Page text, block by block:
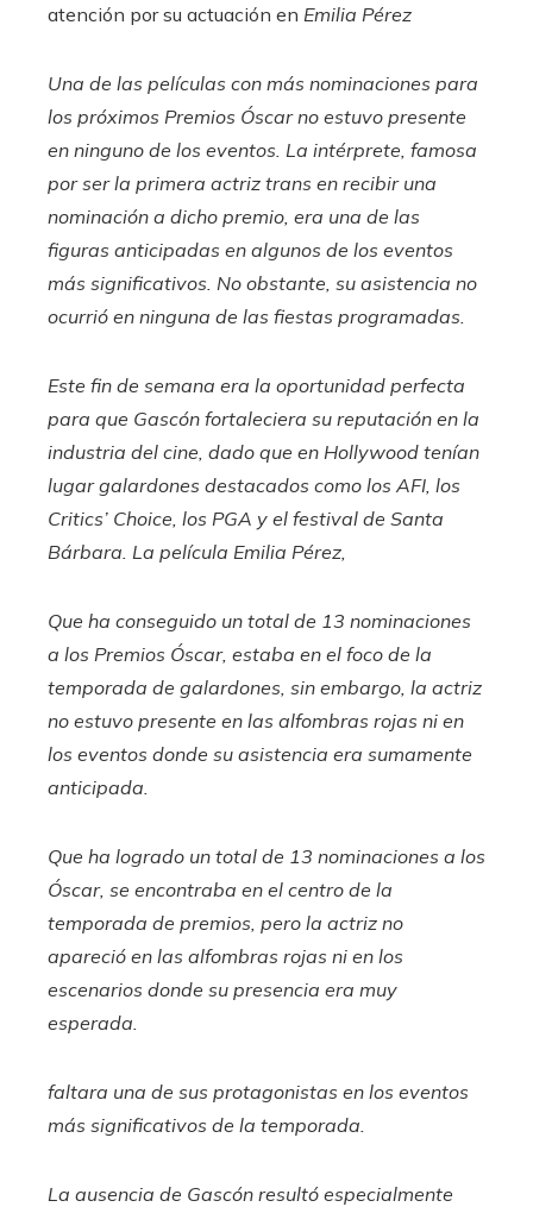
atención por su actuación en Emilia Pérez
Una de las películas con más nominaciones para
los próximos Premios Óscar no estuvo presente
en ninguno de los eventos. La intérprete, famosa
por ser la primera actriz trans en recibir una
nominación a dicho premio, era una de las
figuras anticipadas en algunos de los eventos
más significativos. No obstante, su asistencia no
ocurrió en ninguna de las fiestas programadas.
Este fin de semana era la oportunidad perfecta
para que Gascón fortaleciera su reputación en la
industria del cine, dado que en Hollywood tenían
lugar galardones destacados como los AFI, los
Critics’ Choice, los PGA y el festival de Santa
Bárbara. La película Emilia Pérez
Que ha conseguido un total de 13 nominaciones
a los Premios Óscar, estaba en el foco de la
temporada de galardones, sin embargo, la actriz
no estuvo presente en las alfombras rojas ni en
los eventos donde su asistencia era sumamente
anticipada.
Que ha logrado un total de 13 nominaciones a los
Óscar, se encontraba en el centro de la
temporada de premios, pero la actriz no
apareció en las alfombras rojas ni en los
escenarios donde su presencia era muy
esperada.
faltara una de sus protagonistas en los eventos
más significativos de la temporada.
La ausencia de Gascón resultó especialmente